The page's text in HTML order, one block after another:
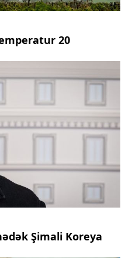
20
Şimali Koreya